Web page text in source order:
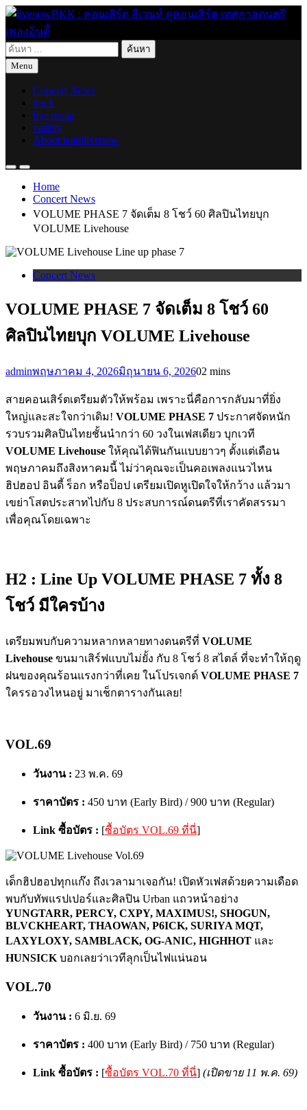
Skip
content
livenowBKK : คอนเสิร์ต อีเวนท์ ดูคอนเสิร์ต เทศกาลดนตรี เพลง
อินดี้
live for today
ค้นหา
สำหรับ:
Menu
Concert News
track
live recap
variety
About teamlivenow
Home
Concert News
VOLUME PHASE 7 จัดเต็ม 8 โชว์ 60 ศิลปินไทยบุก
VOLUME Livehouse
Concert News
VOLUME PHASE 7 จัดเต็ม 8 โชว์ 60
ศิลปินไทยบุก VOLUME Livehouse
adminพฤษภาคม 4, 2026มิถุนายน 6, 202602 mins
สายคอนเสิร์ตเตรียมตัวให้พร้อม เพราะนี่คือการกลับมาที่ยิ่ง
ใหญ่และสะใจกว่าเดิม! VOLUME PHASE 7 ประกาศจัดหนัก
รวบรวมศิลปินไทยชั้นนำกว่า 60 วงในเฟสเดียว บุกเวที
VOLUME Livehouse ให้คุณได้ฟินกันแบบยาวๆ ตั้งแต่เดือน
พฤษภาคมถึงสิงหาคมนี้ ไม่ว่าคุณจะเป็นคอเพลงแนวไหน
ฮิปฮอป อินดี้ ร็อก หรือป็อป เตรียมเปิดหูเปิดใจให้กว้าง แล้วมา
เขย่าโสตประสาทไปกับ 8 ประสบการณ์ดนตรีที่เราคัดสรรมา
เพื่อคุณโดยเฉพาะ
H2 : Line Up VOLUME PHASE 7 ทั้ง 8
โชว์ มีใครบ้าง
เตรียมพบกับความหลากหลายทางดนตรีที่ VOLUME
Livehouse ขนมาเสิร์ฟแบบไม่ยั้ง กับ 8 โชว์ 8 สไตล์ ที่จะทำให้ฤดู
ฝนของคุณร้อนแรงกว่าที่เคย ในโปรเจกต์ VOLUME PHASE 7
ใครรอวงไหนอยู่ มาเช็กตารางกันเลย!
VOL.69
วันงาน : 23 พ.ค. 69
ราคาบัตร : 450 บาท (Early Bird) / 900 บาท (Regular)
Link ซื้อบัตร : [ซื้อบัตร VOL.69 ที่นี่]
เด็กฮิปฮอปทุกแก๊ง ถึงเวลามาเจอกัน! เปิดหัวเฟสด้วยความเดือด
พบกับทัพแรปเปอร์และศิลปิน Urban แถวหน้าอย่าง
YUNGTARR, PERCY, CXPY, MAXIMUS!, SHOGUN,
BLVCKHEART, THAOWAN, P6ICK, SURIYA MQT,
LAXYLOXY, SAMBLACK, OG-ANIC, HIGHHOT และ
HUNSICK บอกเลยว่าเวทีลุกเป็นไฟแน่นอน
VOL.70
วันงาน : 6 มิ.ย. 69
ราคาบัตร : 400 บาท (Early Bird) / 750 บาท (Regular)
Link ซื้อบัตร : [ซื้อบัตร VOL.70 ที่นี่] (เปิดขาย 11 พ.ค. 69)